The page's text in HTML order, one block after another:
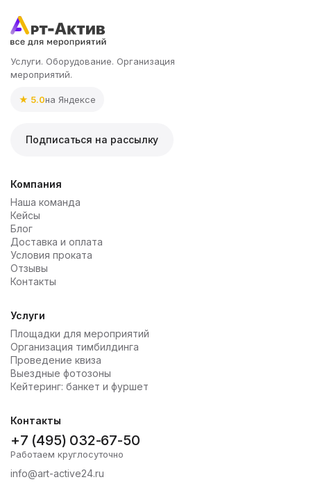
Услуги. Оборудование. Организация
мероприятий.
★ 5.0на Яндексе
Подписаться на рассылку
Компания
Наша команда
Кейсы
Блог
Доставка и оплата
Условия проката
Отзывы
Контакты
Услуги
Площадки для мероприятий
Организация тимбилдинга
Проведение квиза
Выездные фотозоны
Кейтеринг: банкет и фуршет
Контакты
+7 (495) 032-67-50
Работаем круглосуточно
info@art-active24.ru